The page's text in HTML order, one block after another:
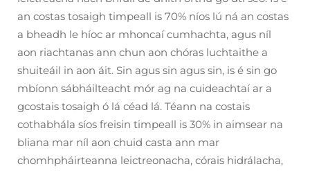
an costas tosaigh timpeall is 70% níos lú ná an costas
a bheadh le híoc ar mhoncaí cumhachta, agus níl
aon riachtanas ann chun aon chóras luchtaithe a
shuiteáil in aon áit. Sin agus sin agus sin, is é sin go
mbíonn sábháilteacht mór ag na cuideachtaí ar a
gcostais tosaigh ó lá céad lá. Téann na costais
cothabhála síos freisin timpeall is 30% in aimsear na
bliana mar níl aon chuid casta ann mar
chomhpháirteanna leictreonacha, córais hidrálacha,